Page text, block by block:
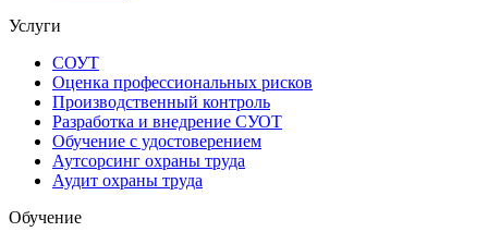
Услуги
СОУТ
Оценка профессиональных рисков
Производственный контроль
Разработка и внедрение СУОТ
Обучение с удостоверением
Аутсорсинг охраны труда
Аудит охраны труда
Обучение